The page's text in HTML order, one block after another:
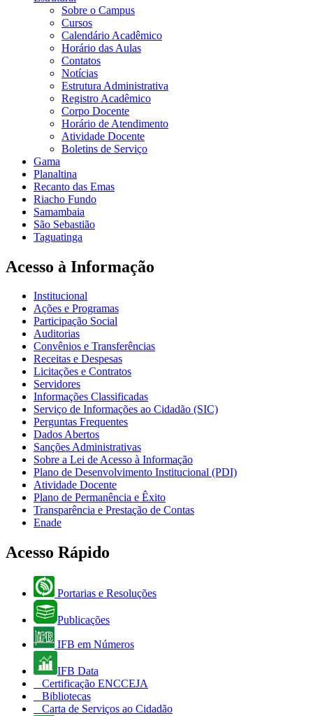
Sobre o Campus
Cursos
Calendário Acadêmico
Horário das Aulas
Contatos
Notícias
Estrutura Administrativa
Registro Acadêmico
Corpo Docente
Horário de Atendimento
Atividade Docente
Boletins de Serviço
Gama
Planaltina
Recanto das Emas
Riacho Fundo
Samambaia
São Sebastião
Taguatinga
Acesso à Informação
Institucional
Ações e Programas
Participação Social
Auditorias
Convênios e Transferências
Receitas e Despesas
Licitações e Contratos
Servidores
Informações Classificadas
Serviço de Informações ao Cidadão (SIC)
Perguntas Frequentes
Dados Abertos
Sanções Administrativas
Sobre a Lei de Acesso à Informação
Plano de Desenvolvimento Institucional (PDI)
Atividade Docente
Plano de Permanência e Êxito
Transparência e Prestação de Contas
Enade
Acesso Rápido
Portarias e Resoluções
Publicações
IFB em Números
IFB Data
Certificação ENCCEJA
Bibliotecas
Carta de Serviços ao Cidadão